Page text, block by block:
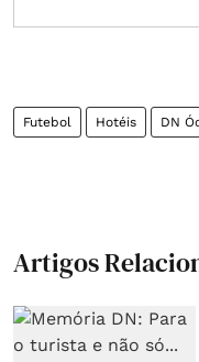
Futebol Hotéis DN
Artigos